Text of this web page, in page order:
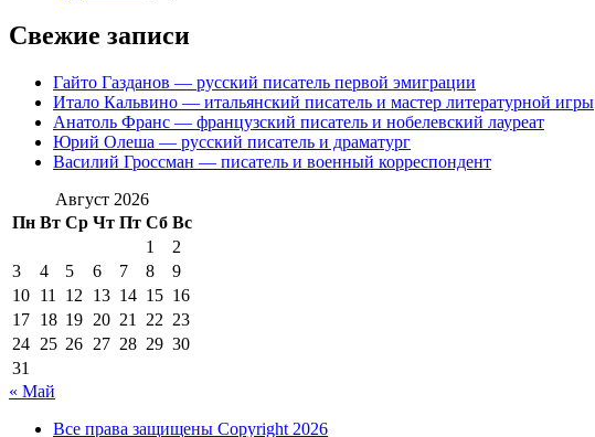
Свежие записи
Гайто Газданов — русский писатель первой эмиграции
Итало Кальвино — итальянский писатель и мастер литературной игры
Анатоль Франс — французский писатель и нобелевский лауреат
Юрий Олеша — русский писатель и драматург
Василий Гроссман — писатель и военный корреспондент
Август 2026
Пн Вт Ср Чт Пт Сб Вс
1
2
3
4 5 6 7 8
9
10 11 12 13 14 15 16
17 18 19 20 21 22 23
24 25 26 27 28 29 30
31
« Май
Все права защищены Copyright 2026